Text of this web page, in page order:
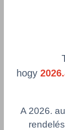
hogy
A 2026.